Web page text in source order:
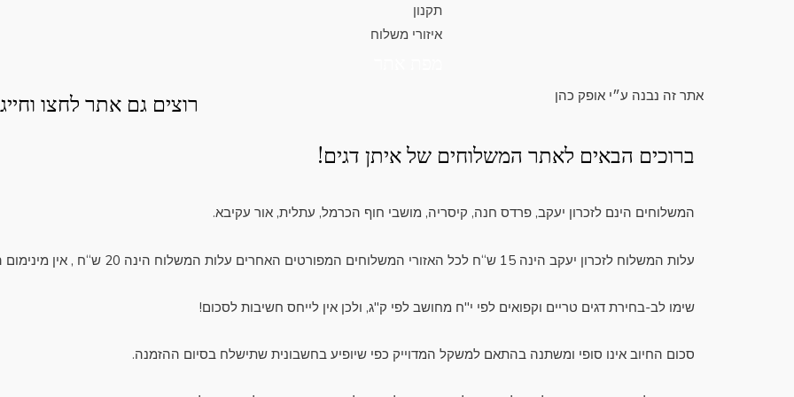
תקנון
איזורי משלוח
אתר זה נבנה ע״י אופק כהן
רוצים גם אתר לחצו
ברוכים הבאים לאתר המשלוחים של איתן דגים!
המשלוחים הינם לזכרון יעקב, פרדס חנה, קיסריה, מושבי חוף הכרמל, עתלית, אור עקיבא.
עלות המשלוח לזכרון יעקב הינה 15 ש“ח לכל האזורי המשלוחים המפורטים האחרים עלות המשלוח הינה 20 ש“ח , אין מינימום הזמנה
שימו לב-בחירת דגים טריים וקפואים לפי י"ח מחושב לפי ק"ג, ולכן אין לייחס חשיבות לסכום!
סכום החיוב אינו סופי ומשתנה בהתאם למשקל המדוייק כפי שיופיע בחשבונית שתישלח בסיום ההזמנה.